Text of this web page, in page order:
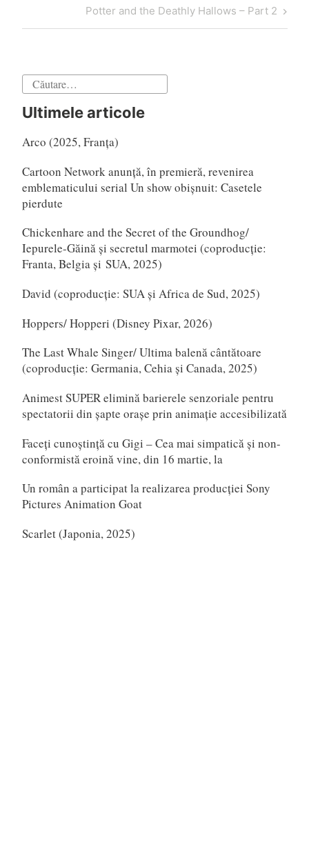
Potter and the Deathly Hallows – Part 2
Caută
Ultimele articole
Arco (2025, Franța)
Cartoon Network anunță, în premieră, revenirea
emblematicului serial Un show obișnuit: Casetele
pierdute
Chickenhare and the Secret of the Groundhog/
Iepurele-Găină și secretul marmotei (coproducție:
Franta, Belgia și SUA, 2025)
David (coproducție: SUA și Africa de Sud, 2025)
Hoppers/ Hopperi (Disney Pixar, 2026)
The Last Whale Singer/ Ultima balenă cântătoare
(coproducție: Germania, Cehia și Canada, 2025)
Animest SUPER elimină barierele senzoriale pentru
spectatorii din șapte orașe prin animație accesibilizată
Faceți cunoștință cu Gigi – Cea mai simpatică și non-
conformistă eroină vine, din 16 martie, la
Un român a participat la realizarea producției Sony
Pictures Animation Goat
Scarlet (Japonia, 2025)